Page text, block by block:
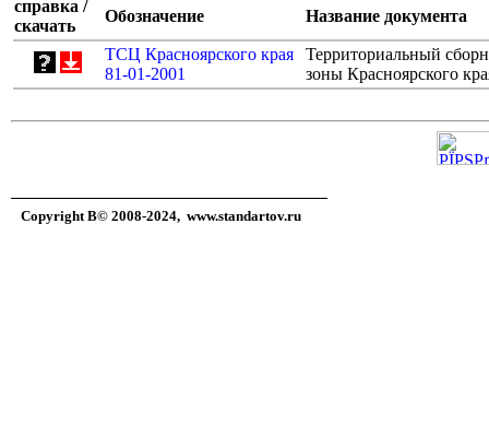
справка /
скачать
Обозначение Название документа
ТСЦ Красноярского края
81-01-2001
Территориальный
зоны Красноярского
Copyright В© 2008-2024, www.standartov.ru